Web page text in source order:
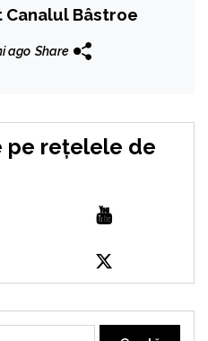
Canalul Bâstroe
ago Share
pe rețelele de